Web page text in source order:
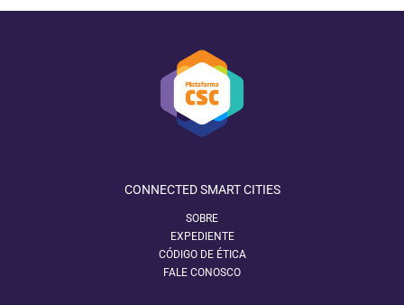
CONNECTED SMART CITIES
SOBRE
EXPEDIENTE
CÓDIGO DE ÉTICA
FALE CONOSCO